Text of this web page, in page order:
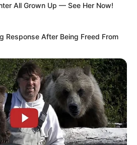
ΟΡΟΙ ΧΡΗΣΗΣ
All Grown Up — See Her Now!
Response After Being Freed From